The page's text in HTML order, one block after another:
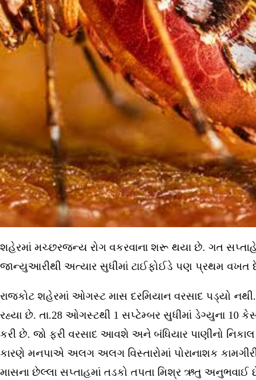
શહેરમાં મચ્છરજન્ય રોગ વકરવાના શરૂ થયા છે. ગત
જાન્યુઆરીથી અત્યાર સુધીમાં ટાઈફોઈડે પણ પ્રથમ વખત
રાજકોટ શહેરમાં ઓગસ્ટ માસ દરમિયાન વરસાદ પડ્યો
રહ્યા છે. તા.28 ઓગસ્ટથી 1 સપ્ટેમ્બર સુધીમાં ડેગ્યુના
કરી છે. જો ફરી વરસાદ આવશે અને બંધિયાર પાણીનો
કારણે મનપાએ અલગ અલગ વિસ્તારોમાં પોરાનાશક
માસના છેલ્લા સપ્તાહમાં તડકો તપતા મિશ્ર ઋતુ અનુભવાઈ